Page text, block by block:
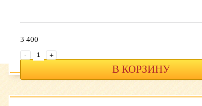
3 400
-
+
В КОРЗИНУ